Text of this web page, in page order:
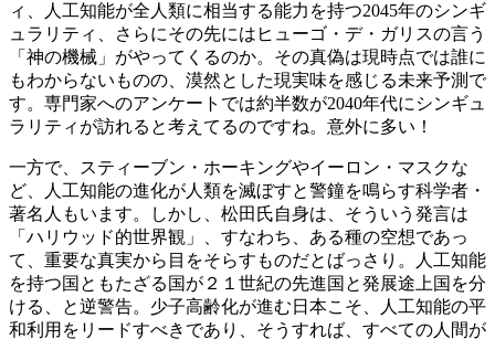
ィ、人工知能が全人類に相当する能力を持つ2045年のシンギ
ュラリティ、さらにその先にはヒューゴ・デ・ガリスの言う
「神の機械」がやってくるのか。その真偽は現時点では誰に
もわからないものの、漠然とした現実味を感じる未来予測で
す。専門家へのアンケートでは約半数が2040年代にシンギュ
ラリティが訪れると考えてるのですね。意外に多い！
一方で、スティーブン・ホーキングやイーロン・マスクな
ど、人工知能の進化が人類を滅ぼすと警鐘を鳴らす科学者・
著名人もいます。しかし、松田氏自身は、そういう発言は
「ハリウッド的世界観」、すなわち、ある種の空想であっ
て、重要な真実から目をそらすものだとばっさり。人工知能
を持つ国ともたざる国が２１世紀の先進国と発展途上国を分
ける、と逆警告。少子高齢化が進む日本こそ、人工知能の平
和利用をリードすべきであり、そうすれば、すべての人間が